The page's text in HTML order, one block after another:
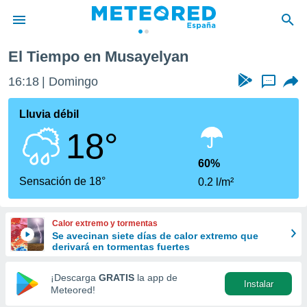
de
por
se
calidad.
a este
las
y
forma
digital
basada
El Tiempo en Musayelyan
16:18 Domingo ...
Lluvia débil
18°
Sensación de 18°
60%
0.2 l/m²
Calor extremo y tormentas
Se avecinan siete días de calor extremo que
derivará en tormentas fuertes
¡Descarga GRATIS la app de
Meteored!
Instalar